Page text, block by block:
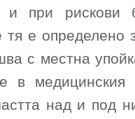
и при рискови
тя е определено
с местна
в медицинския
над и под